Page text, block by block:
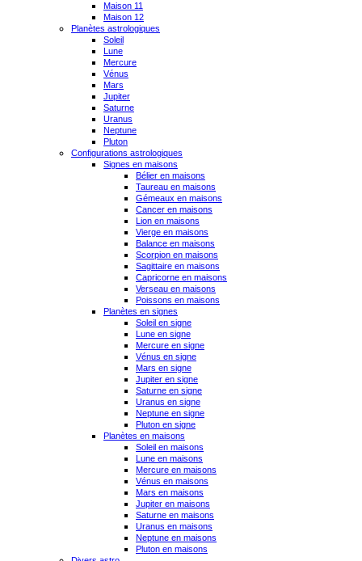
Maison 11
Maison 12
Planètes astrologiques
Soleil
Lune
Mercure
Vénus
Mars
Jupiter
Saturne
Uranus
Neptune
Pluton
Configurations astrologiques
Signes en maisons
Bélier en maisons
Taureau en maisons
Gémeaux en maisons
Cancer en maisons
Lion en maisons
Vierge en maisons
Balance en maisons
Scorpion en maisons
Sagittaire en maisons
Capricorne en maisons
Verseau en maisons
Poissons en maisons
Planètes en signes
Soleil en signe
Lune en signe
Mercure en signe
Vénus en signe
Mars en signe
Jupiter en signe
Saturne en signe
Uranus en signe
Neptune en signe
Pluton en signe
Planètes en maisons
Soleil en maisons
Lune en maisons
Mercure en maisons
Vénus en maisons
Mars en maisons
Jupiter en maisons
Saturne en maisons
Uranus en maisons
Neptune en maisons
Pluton en maisons